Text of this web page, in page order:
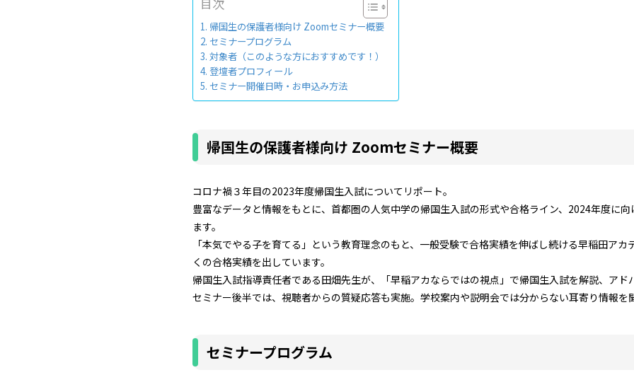
目次
帰国生の保護者様向け Zoomセミナー概要
セミナープログラム
対象者（このような方におすすめです！）
登壇者プロフィール
セミナー開催日時・お申込み方法
帰国生の保護者様向け Zoomセミナー概要
コロナ禍３年目の2023年度帰国生入試についてリポート。
豊富なデータと情報をもとに、首都圏の人気中学の帰国生入試の形式や合格ライン、2024年度に
ます。
「本気でやる子を育てる」という教育理念のもと、一般受験で合格実績を伸ばし続ける早稲田ア
くの合格実績を出しています。
帰国生入試指導責任者である田畑先生が、「早稲アカならではの視点」で帰国生入試を解説、アド
セミナー後半では、視聴者からの質疑応答も実施。学校案内や説明会では分からない耳寄り情報を
セミナープログラム